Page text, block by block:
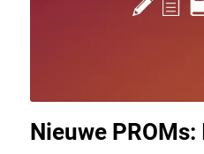
Nieuwe PROMs: